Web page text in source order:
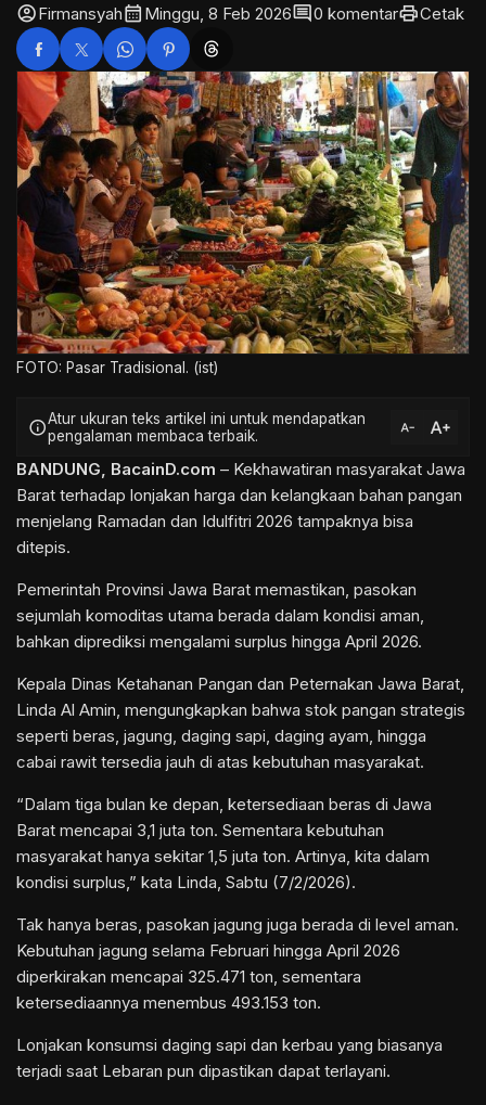
account_circleFirmansyahcalendar_month Minggu, 8 Feb 2026comment0 komentarprintCetak
FOTO: Pasar Tradisional. (ist)
infoAtur ukuran teks artikel ini untuk mendapatkan
pengalaman membaca terbaik.
text_decrease text_increase
BANDUNG, BacainD.com – Kekhawatiran masyarakat Jawa
Barat terhadap lonjakan harga dan kelangkaan bahan pangan
menjelang Ramadan dan Idulfitri 2026 tampaknya bisa
ditepis.
Pemerintah Provinsi Jawa Barat memastikan, pasokan
sejumlah komoditas utama berada dalam kondisi aman,
bahkan diprediksi mengalami surplus hingga April 2026.
Kepala Dinas Ketahanan Pangan dan Peternakan Jawa Barat,
Linda Al Amin, mengungkapkan bahwa stok pangan strategis
seperti beras, jagung, daging sapi, daging ayam, hingga
cabai rawit tersedia jauh di atas kebutuhan masyarakat.
“Dalam tiga bulan ke depan, ketersediaan beras di Jawa
Barat mencapai 3,1 juta ton. Sementara kebutuhan
masyarakat hanya sekitar 1,5 juta ton. Artinya, kita dalam
kondisi surplus,” kata Linda, Sabtu (7/2/2026).
Tak hanya beras, pasokan jagung juga berada di level aman.
Kebutuhan jagung selama Februari hingga April 2026
diperkirakan mencapai 325.471 ton, sementara
ketersediaannya menembus 493.153 ton.
Lonjakan konsumsi daging sapi dan kerbau yang biasanya
terjadi saat Lebaran pun dipastikan dapat terlayani.